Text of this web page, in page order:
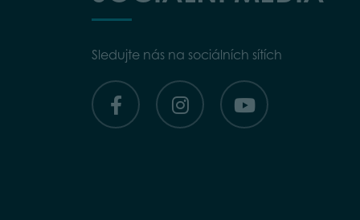
Sledujte nás na sociálních sítích